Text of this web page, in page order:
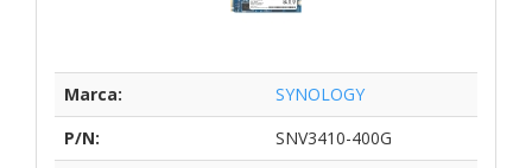
Marca:
SYNOLOGY
P/N:
SNV3410-400G